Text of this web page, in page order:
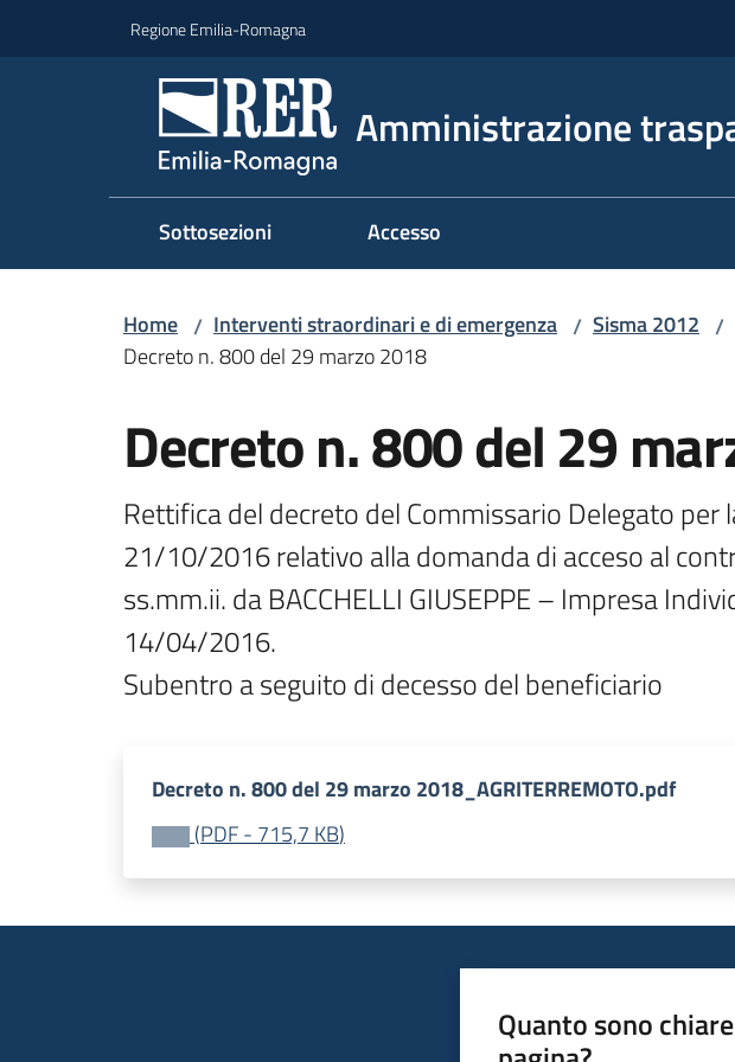
Regione Emilia-Romagna
Amministrazione
Sottosezioni Accesso
Home / Interventi straordinari e di emergenza / Sisma 2012 /
Decreto n. 800 del 29 marzo 2018
Decreto n. 800 del 29
Rettifica del decreto del Commissario Delegato
21/10/2016 relativo alla domanda di acceso al
ss.mm.ii. da BACCHELLI GIUSEPPE – Impresa
14/04/2016.
Subentro a seguito di decesso del beneficiario
Decreto n. 800 del 29 marzo 2018_AGRITERREMOTO.pdf
(PDF- 715,7 KB)
Quanto sono